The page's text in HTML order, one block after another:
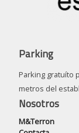
Parking
Parking gratuíto
metros del
Nosotros
M&Terron